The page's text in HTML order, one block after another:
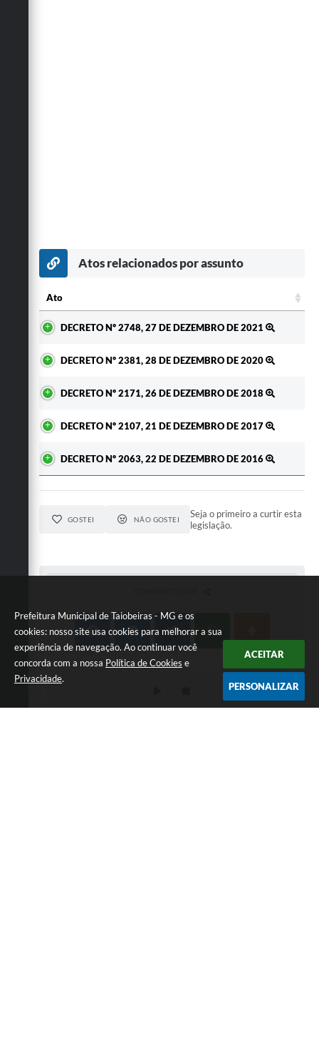
Prefeitura Municipal de Taiobeiras - MG e os
cookies: nosso site usa cookies para melhorar a sua
experiência de navegação. Ao continuar você
concorda com a nossa Política de Cookies e
Privacidade.
ACEITAR
PERSONALIZAR
Atos relacionados por assunto
Ato
DECRETO Nº 2748, 27 DE DEZEMBRO DE 2021
DECRETO Nº 2381, 28 DE DEZEMBRO DE 2020
DECRETO Nº 2171, 26 DE DEZEMBRO DE 2018
DECRETO Nº 2107, 21 DE DEZEMBRO DE 2017
DECRETO Nº 2063, 22 DE DEZEMBRO DE 2016
GOSTEI NÃO GOSTEI
Seja o primeiro a curtir esta
legislação.